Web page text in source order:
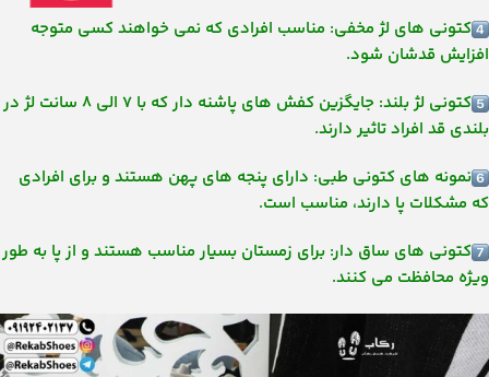
کتونی های لژ مخفی: مناسب افرادی که نمی خواهند کسی متوجه
افزایش قدشان شود.
کتونی لژ بلند: جایگزین کفش های پاشنه دار که با ۷ الی ۸ سانت لژ در
بلندی قد افراد تاثیر دارند.
نمونه های کتونی طبی: دارای پنجه های پهن هستند و برای افرادی
که مشکلات پا دارند، مناسب است.
کتونی های ساق دار: برای زمستان بسیار مناسب هستند و از پا به طور
ویژه محافظت می کنند.